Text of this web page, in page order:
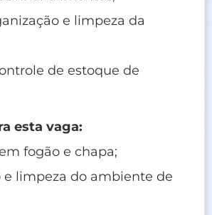
e limpeza da
de estoque de
esta vaga:
fogão e chapa;
e limpeza do ambiente de